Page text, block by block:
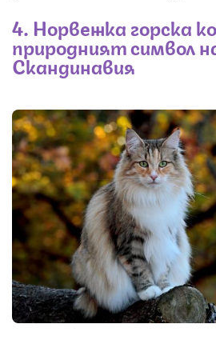
4. Норвежка горска
природният символ
Скандинавия